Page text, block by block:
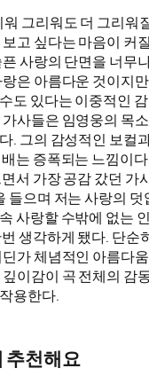
워 그리워도 더 그리워
고 싶다는 마음이 커
사랑의 단면을 너무
은 아름다운 것이지
도 있다는 이중적인
사들은 임영웅의 목
. 그의 감성적인 보컬
는 증폭되는 느낌이
서 가장 공감 갔던 가
들으며 저는 사랑의 덧
사랑할 수밖에 없는
생각하게 됐다. 단순
가 체념적인 아름다
이감이 곡 전체의 감
용한다.
추천해요